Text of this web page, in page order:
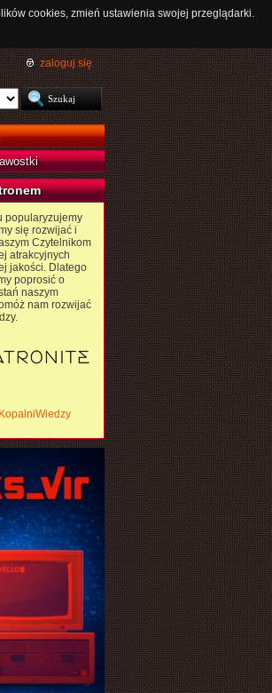
cookies, zmień ustawienia swojej przeglądarki.
zaloguj się
popularyzujemy
się rozwijać i
Czytelnikom
atrakcyjnych
jakości. Dlatego
poprosić o
naszym
nam rozwijać